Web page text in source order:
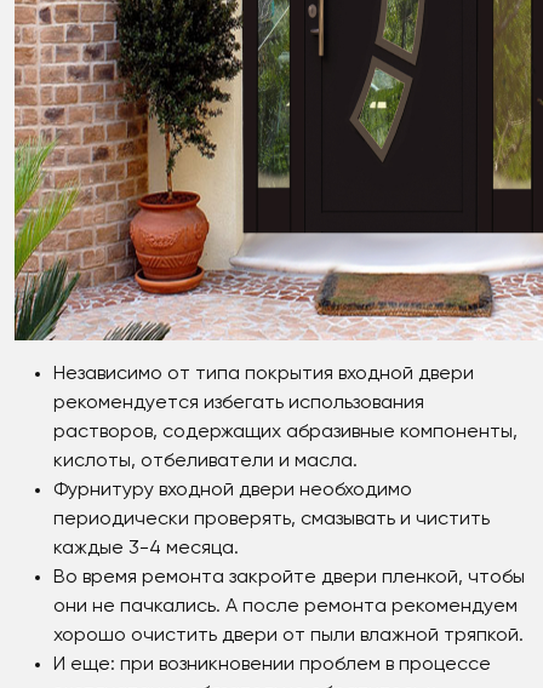
Независимо от типа покрытия входной двери
рекомендуется избегать использования
растворов, содержащих абразивные компоненты,
кислоты, отбеливатели и масла.
Фурнитуру входной двери необходимо
периодически проверять, смазывать и чистить
каждые 3-4 месяца.
Во время ремонта закройте двери пленкой, чтобы
они не пачкались. А после ремонта рекомендуем
хорошо очистить двери от пыли влажной тряпкой.
И еще: при возникновении проблем в процессе